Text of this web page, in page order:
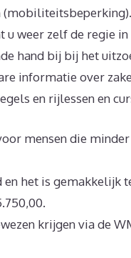
u weer zelf de regie
hand bij bij het
informatie over
en rijlessen en
mensen die
het is gemakkelijk
krijgen via de